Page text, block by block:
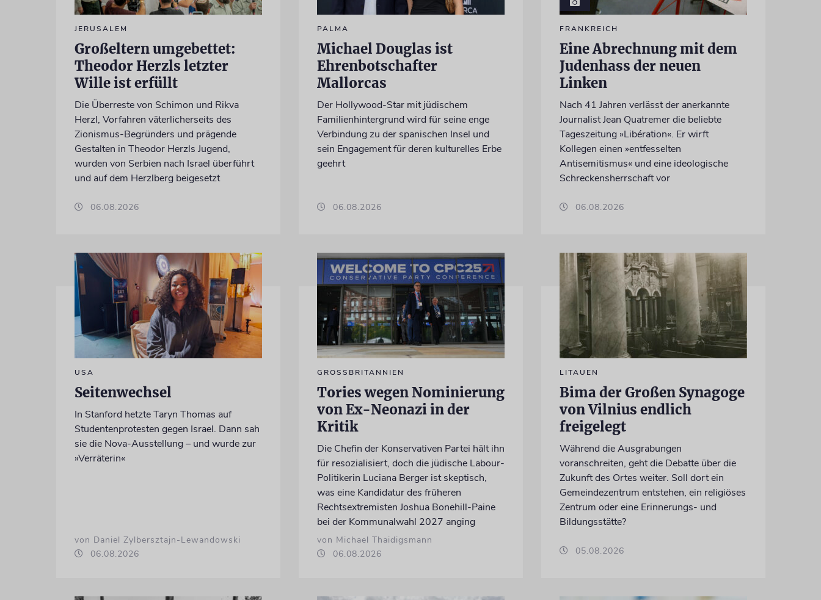
JERUSALEM
Großeltern umgebettet:
Theodor Herzls letzter
Wille ist erfüllt
Die Überreste von Schimon und Rikva
Herzl, Vorfahren väterlicherseits des
Zionismus-Begründers und prägende
Gestalten in Theodor Herzls Jugend,
wurden von Serbien nach Israel überführt
und auf dem Herzlberg beigesetzt
06.08.2026
PALMA
Michael Douglas ist
Ehrenbotschafter
Mallorcas
Der Hollywood-Star mit jüdischem
Familienhintergrund wird für seine enge
Verbindung zu der spanischen Insel und
sein Engagement für deren kulturelles Erbe
geehrt
06.08.2026
FRANKREICH
Eine Abrechnung mit dem
Judenhass der neuen
Linken
Nach 41 Jahren verlässt der anerkannte
Journalist Jean Quatremer die beliebte
Tageszeitung »Libération«. Er wirft
Kollegen einen »entfesselten
Antisemitismus« und eine ideologische
Schreckensherrschaft vor
06.08.2026
USA
Seitenwechsel
In Stanford hetzte Taryn Thomas auf
Studentenprotesten gegen Israel. Dann sah
sie die Nova-Ausstellung – und wurde zur
»Verräterin«
von Daniel Zylbersztajn-Lewandowski
06.08.2026
GROSSBRITANNIEN
Tories wegen Nominierung
von Ex-Neonazi in der
Kritik
Die Chefin der Konservativen Partei hält ihn
für resozialisiert, doch die jüdische Labour-
Politikerin Luciana Berger ist skeptisch,
was eine Kandidatur des früheren
Rechtsextremisten Joshua Bonehill-Paine
bei der Kommunalwahl 2027 anging
von Michael Thaidigsmann
06.08.2026
LITAUEN
Bima der Großen Synagoge
von Vilnius endlich
freigelegt
Während die Ausgrabungen
voranschreiten, geht die Debatte über die
Zukunft des Ortes weiter. Soll dort ein
Gemeindezentrum entstehen, ein religiöses
Zentrum oder eine Erinnerungs- und
Bildungsstätte?
05.08.2026